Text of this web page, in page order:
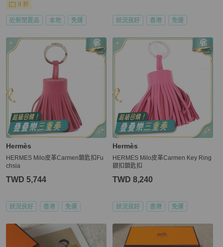
9 折
近新閒置品 本地 免運 狀況良好 香港 免運
Hermès
HERMES Milo皮革Carmen鎖匙扣Fu
chsia
TWD 5,744
狀況良好 香港 免運
Hermès
HERMES Milo皮革Carmen Key Ring
銀扣鎖匙扣
TWD 8,240
狀況良好 香港 免運